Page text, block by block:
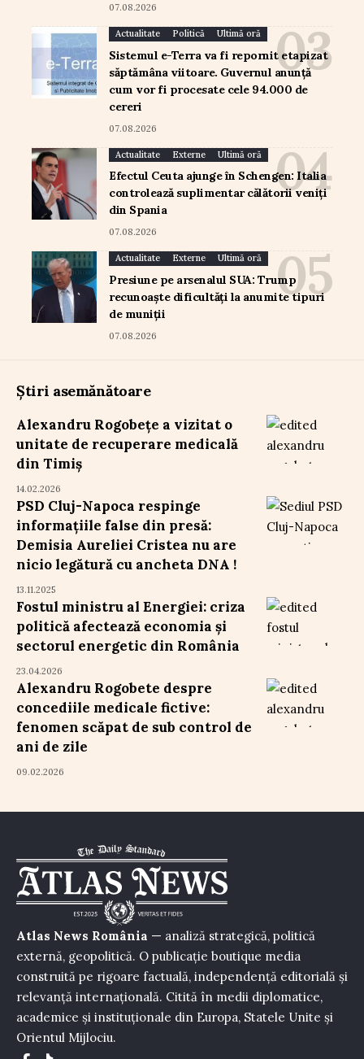
07.08.2026
Actualitate Politică Ultimă oră
Sistemul e-Terra va fi repornit etapizat
săptămâna viitoare. Guvernul anunță
cum vor fi procesate cele 94.000 de
cereri
07.08.2026
Actualitate Externe Ultimă oră
Efectul Ceuta ajunge în Schengen: Italia
controlează suplimentar călătorii veniți
din Spania
07.08.2026
Actualitate Externe Ultimă oră
Presiune pe arsenalul SUA: Trump
recunoaște dificultăți la anumite tipuri
de muniții
07.08.2026
Știri asemănătoare
Alexandru Rogobețe a vizitat o
unitate de recuperare medicală
din Timiș
14.02.2026
PSD Cluj-Napoca respinge
informațiile false din presă:
Demisia Aureliei Cristea nu are
nicio legătură cu ancheta DNA !
13.11.2025
Fostul ministru al Energiei: criza
politică afectează economia și
sectorul energetic din România
23.04.2026
Alexandru Rogobete despre
concediile medicale fictive:
fenomen scăpat de sub control de
ani de zile
09.02.2026
Atlas News România — analiză strategică, politică
externă, geopolitică. O publicație boutique media
construită pe rigoare factuală, independență editorială și
relevanță internațională. Citită în medii diplomatice,
academice și instituționale din Europa, Statele Unite și
Orientul Mijlociu.